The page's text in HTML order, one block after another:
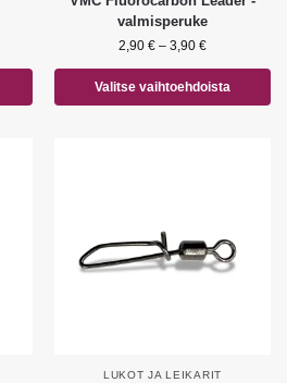
valmisperuke
2,90 € – 3,90 €
Valitse vaihtoehdoista
LUKOT JA LEIKARIT